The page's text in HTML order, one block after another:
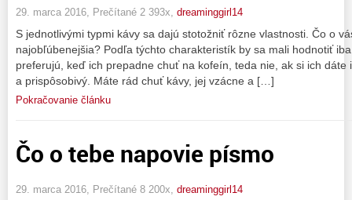
29. marca 2016, Prečítané 2 393x, dreaminggirl14
S jednotlivými typmi kávy sa dajú stotožniť rôzne vlastnosti. Čo o
najobľúbenejšia? Podľa týchto charakteristík by sa mali hodnotiť
preferujú, keď ich prepadne chuť na kofeín, teda nie, ak si ich dáte
a prispôsobivý. Máte rád chuť kávy, jej vzácne a […]
Pokračovanie článku
Čo o tebe napovie písmo
29. marca 2016, Prečítané 8 200x, dreaminggirl14